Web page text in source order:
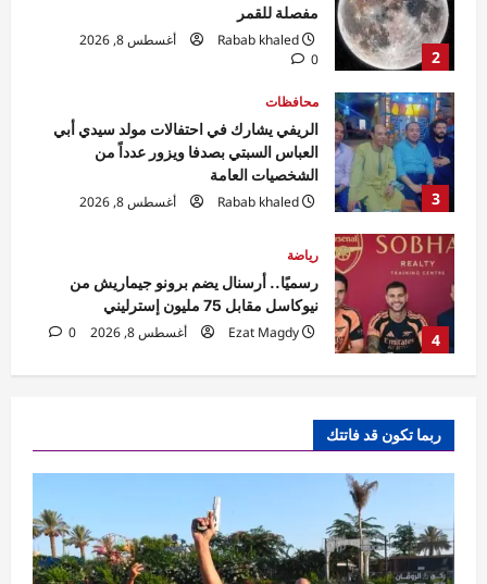
3
العباس السبتي بصدفا ويزور عدداً من
الشخصيات العامة
Rabab khaled
4
رياضة
رسميًا.. أرسنال يضم برونو جيماريش من
نيوكاسل مقابل 75 مليون إسترليني
أغسطس 8, 2026
5
رياضة
الأهلي يدشن معسكر إسبانيا بمران قوي..
وعموتة يجتمع باللاعبين
Ezat Magdy
أغسطس 8, 2026 0
بمشاركة 7000 متسابق
أخبار العالم
الصين تطلق إنجازاً فضائياً بخريطة جيولوجية
مفصلة للقمر
ربما تكون قد فاتتك